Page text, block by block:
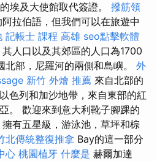
埃及大使館取代簽證。 撥筋領
拉伯語，但我們可以在旅遊中
記帳士 課程 高雄 seo點擊軟體
人口以及其郊區的人口為1700
北部，尼羅河的兩側和島嶼。 外
新竹 外燴 推薦 來自北部的
色列和加沙地帶，來自東部的紅
。 歡迎來到意大利靴子腳踝的
有五星級，游泳池，草坪和棕
北傳統整復推拿 Bay的這一部分
心 桃園植牙 什麼是 赫爾加達